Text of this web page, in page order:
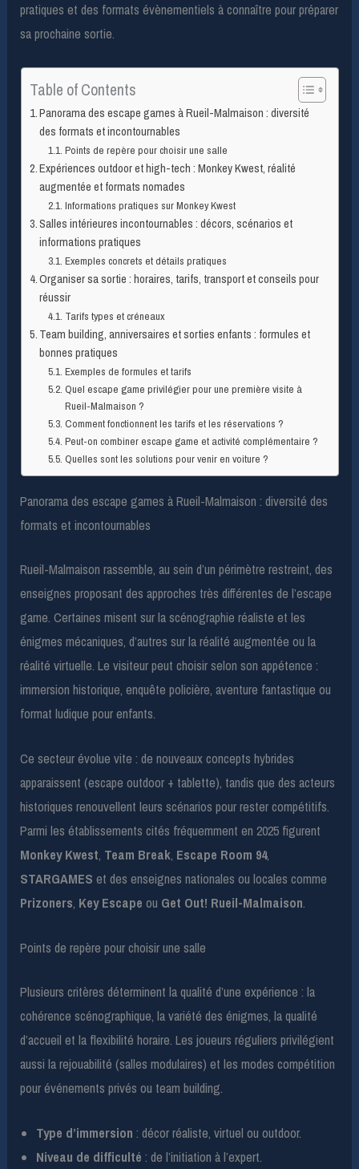
pratiques et des formats évènementiels à connaître pour préparer
sa prochaine sortie.
Table of Contents
Panorama des escape games à Rueil-Malmaison : diversité
des formats et incontournables
Points de repère pour choisir une salle
Expériences outdoor et high-tech : Monkey Kwest, réalité
augmentée et formats nomades
Informations pratiques sur Monkey Kwest
Salles intérieures incontournables : décors, scénarios et
informations pratiques
Exemples concrets et détails pratiques
Organiser sa sortie : horaires, tarifs, transport et conseils pour
réussir
Tarifs types et créneaux
Team building, anniversaires et sorties enfants : formules et
bonnes pratiques
Exemples de formules et tarifs
Quel escape game privilégier pour une première visite à
Rueil-Malmaison ?
Comment fonctionnent les tarifs et les réservations ?
Peut-on combiner escape game et activité complémentaire ?
Quelles sont les solutions pour venir en voiture ?
Panorama des escape games à Rueil-Malmaison : diversité des
formats et incontournables
Rueil-Malmaison rassemble, au sein d’un périmètre restreint, des
enseignes proposant des approches très différentes de l’escape
game. Certaines misent sur la scénographie réaliste et les
énigmes mécaniques, d’autres sur la réalité augmentée ou la
réalité virtuelle. Le visiteur peut choisir selon son appétence :
immersion historique, enquête policière, aventure fantastique ou
format ludique pour enfants.
Ce secteur évolue vite : de nouveaux concepts hybrides
apparaissent (escape outdoor + tablette), tandis que des acteurs
historiques renouvellent leurs scénarios pour rester compétitifs.
Parmi les établissements cités fréquemment en 2025 figurent
Monkey Kwest, Team Break, Escape Room 94,
STARGAMES et des enseignes nationales ou locales comme
Prizoners, Key Escape ou Get Out! Rueil-Malmaison.
Points de repère pour choisir une salle
Plusieurs critères déterminent la qualité d’une expérience : la
cohérence scénographique, la variété des énigmes, la qualité
d’accueil et la flexibilité horaire. Les joueurs réguliers privilégient
aussi la rejouabilité (salles modulaires) et les modes compétition
pour événements privés ou team building.
Type d’immersion : décor réaliste, virtuel ou outdoor.
Niveau de difficulté : de l’initiation à l’expert.